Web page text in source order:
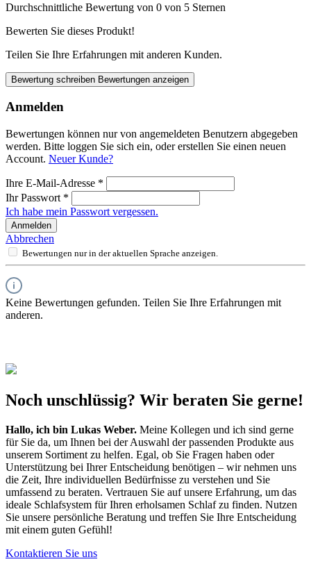
Durchschnittliche Bewertung von 0 von 5 Sternen
Bewerten Sie dieses Produkt!
Teilen Sie Ihre Erfahrungen mit anderen Kunden.
Bewertung schreiben Bewertungen anzeigen
Anmelden
Bewertungen können nur von angemeldeten Benutzern abgegeben
werden. Bitte loggen Sie sich ein, oder erstellen Sie einen neuen
Account. Neuer Kunde?
Ihre E-Mail-Adresse *
Ihr Passwort *
Ich habe mein Passwort vergessen.
Anmelden
Abbrechen
Bewertungen nur in der aktuellen Sprache anzeigen.
Keine Bewertungen gefunden. Teilen Sie Ihre Erfahrungen mit
anderen.
Noch unschlüssig? Wir beraten Sie gerne!
Hallo, ich bin Lukas Weber. Meine Kollegen und ich sind gerne
für Sie da, um Ihnen bei der Auswahl der passenden Produkte aus
unserem Sortiment zu helfen. Egal, ob Sie Fragen haben oder
Unterstützung bei Ihrer Entscheidung benötigen – wir nehmen uns
die Zeit, Ihre individuellen Bedürfnisse zu verstehen und Sie
umfassend zu beraten. Vertrauen Sie auf unsere Erfahrung, um das
ideale Schlafsystem für Ihren erholsamen Schlaf zu finden. Nutzen
Sie unsere persönliche Beratung und treffen Sie Ihre Entscheidung
mit einem guten Gefühl!
Kontaktieren Sie uns